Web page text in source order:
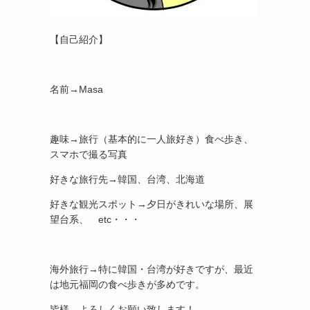
【自己紹介】
名前→Masa
趣味→旅行（基本的に一人旅好き）食べ歩き、
スマホで撮る写真
好きな旅行先→韓国、台湾、北海道
好きな観光スポット→夕日がきれいな場所、展
望台系、 etc・・・
海外旅行→特に韓国・台湾が好きですが、最近
は地元福岡の食べ歩きが多めです。